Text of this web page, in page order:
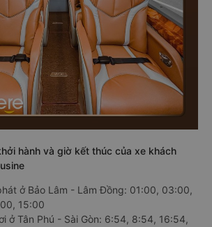
hành và giờ kết thúc của xe khách
ở Bảo Lâm - Lâm Đồng: 01:00, 03:00,
15:00
ở Tân Phú - Sài Gòn: 6:54, 8:54, 16:54,